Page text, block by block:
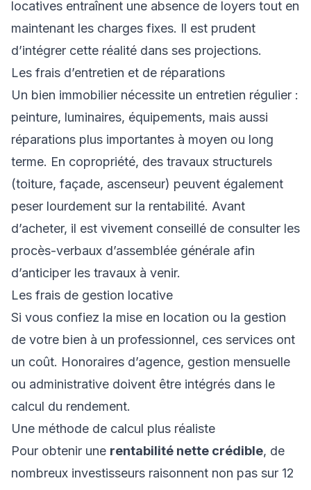
locatives entraînent une absence de loyers tout en
maintenant les charges fixes. Il est prudent
d’intégrer cette réalité dans ses projections.
Les frais d’entretien et de réparations
Un bien immobilier nécessite un entretien régulier :
peinture, luminaires, équipements, mais aussi
réparations plus importantes à moyen ou long
terme. En copropriété, des travaux structurels
(toiture, façade, ascenseur) peuvent également
peser lourdement sur la rentabilité. Avant
d’acheter, il est vivement conseillé de consulter les
procès-verbaux d’assemblée générale afin
d’anticiper les travaux à venir.
Les frais de gestion locative
Si vous confiez la mise en location ou la gestion
de votre bien à un professionnel, ces services ont
un coût. Honoraires d’agence, gestion mensuelle
ou administrative doivent être intégrés dans le
calcul du rendement.
Une méthode de calcul plus réaliste
Pour obtenir une rentabilité nette crédible, de
nombreux investisseurs raisonnent non pas sur 12